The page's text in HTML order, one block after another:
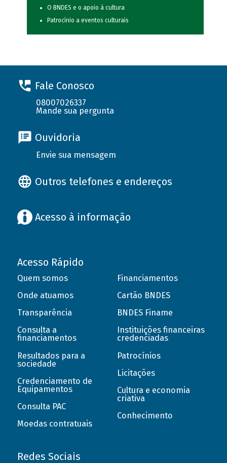
O BNDES e o apoio à cultura
Patrocínio a eventos culturais
Fale Conosco
08007026337
Mande sua pergunta
Ouvidoria
Envie sua mensagem
Outros telefones e endereços
Acesso à informação
Acesso Rápido
Quem somos
Onde atuamos
Transparência
Consulta a
financiamentos
Resultados para a
sociedade
Credenciamento de
Equipamentos
Consulta PAC
Moedas contratuais
Financiamentos
Cartão BNDES
BNDES Finame
Instituições financeiras
credenciadas
Patrocínios
Licitações
Cultura e economia
criativa
Conhecimento
Redes Sociais